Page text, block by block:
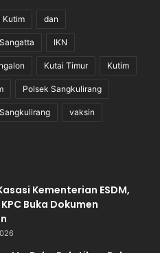
Kutim dan
IKN
Kutai Timur Kutim
Polsek Sangkulirang
Sangkulirang vaksin
Kementerian ESDM,
Buka Dokumen